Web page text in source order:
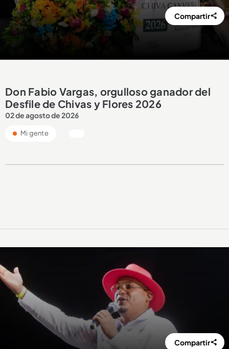
Compartir
Don Fabio Vargas, orgulloso ganador del
Desfile de Chivas y Flores 2026
02 de agosto de 2026
Mi gente
Compartir